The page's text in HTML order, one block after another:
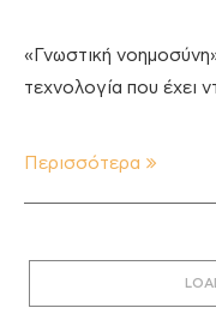
«Γνωστική
τεχνολογία που έχει
Περισσότερα